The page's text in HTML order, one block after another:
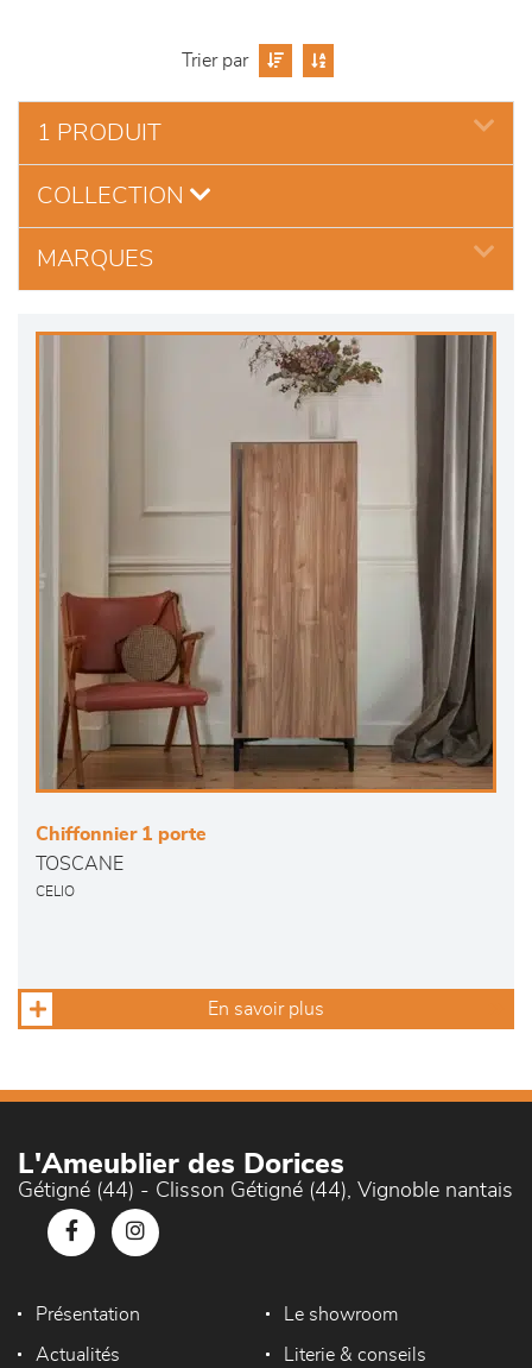
outdoor
Trier par
1 PRODUIT
COLLECTION
MARQUES
Chiffonnier 1 porte
TOSCANE
CELIO
En savoir plus
L'Ameublier des Dorices
Gétigné (44) - Clisson Gétigné (44), Vignoble nantais
Présentation Le showroom
Actualités Literie & conseils